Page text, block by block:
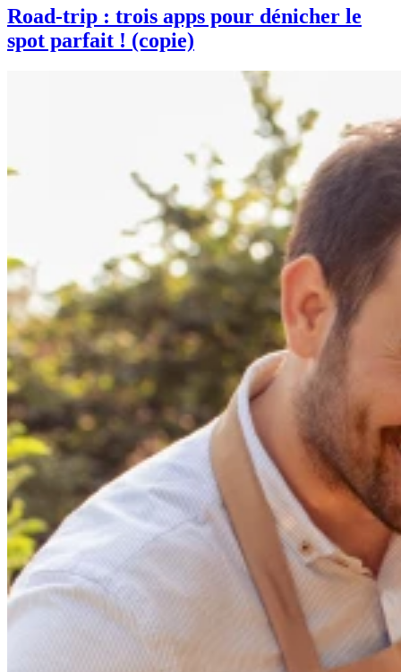
Road-trip : trois apps pour dénicher le
spot parfait ! (copie)